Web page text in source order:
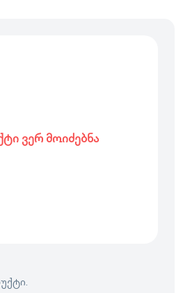
ვერ მოიძებნა